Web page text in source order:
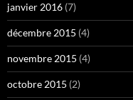
janvier 2016 (7)
décembre 2015 (4)
novembre 2015 (4)
octobre 2015 (2)